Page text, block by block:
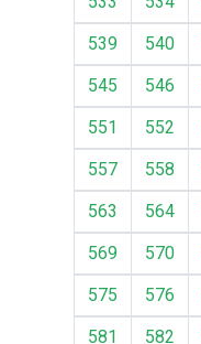
539
540
545
546
551
552
557
558
563
564
569
570
575
576
581
582